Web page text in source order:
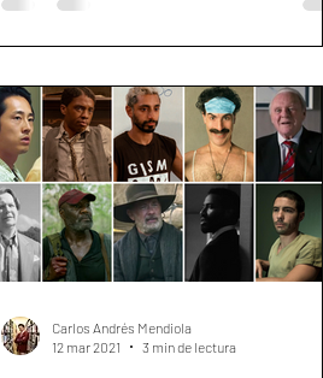
Carlos Andrés Mendiola
12 mar 2021
3 min de lectura